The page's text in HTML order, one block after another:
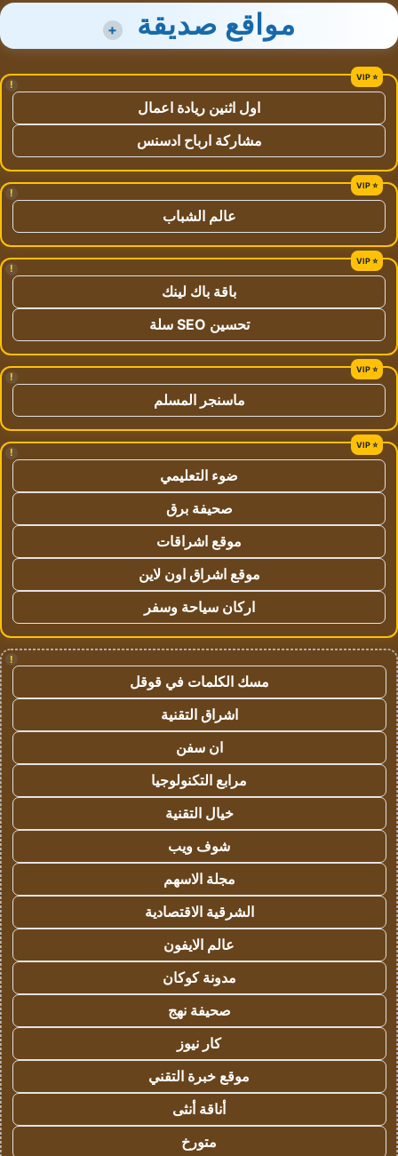
مواقع صديقة +
!
اول اثنين ريادة اعمال
مشاركة ارباح ادسنس
!
عالم الشباب
!
باقة باك لينك
تحسين SEO سلة
!
ماسنجر المسلم
!
ضوء التعليمي
صحيفة برق
موقع اشراقات
موقع اشراق اون لاين
اركان سياحة وسفر
!
مسك الكلمات في قوقل
اشراق التقنية
ان سفن
مرابع التكنولوجيا
خيال التقنية
شوف ويب
مجلة الاسهم
الشرقية الاقتصادية
عالم الايفون
مدونة كوكان
صحيفة نهج
كار نيوز
موقع خبرة التقني
أناقة أنثى
متورخ